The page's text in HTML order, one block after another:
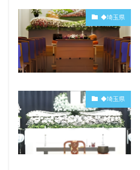
◆埼玉県
◆埼玉県